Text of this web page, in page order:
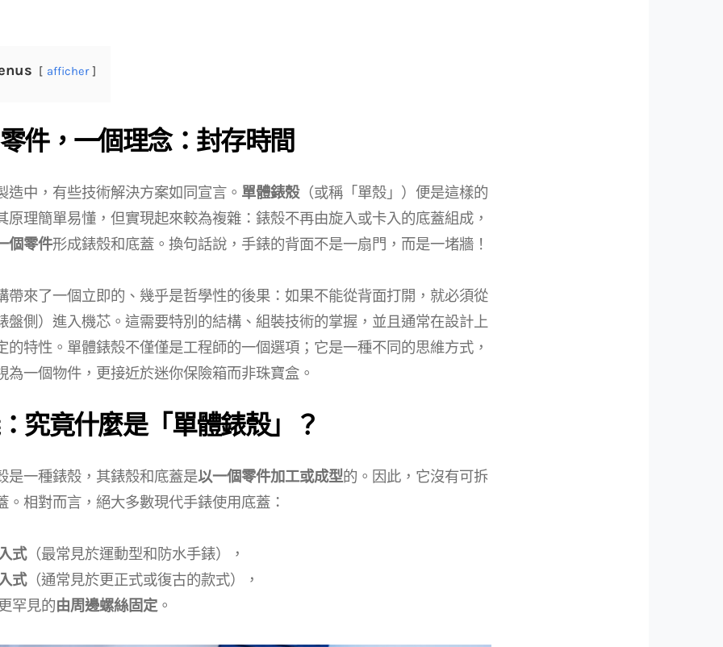
afficher
件，一個理念：封存時間
造中，有些技術解決方案如同宣言。 單體錶殼（或稱「單殼」）便是這樣的
原理簡單易懂，但實現起來較為複雜：錶殼不再由旋入或卡入的底蓋組成，
個零件形成錶殼和底蓋。換句話說，手錶的背面不是一扇門，而是一堵牆！
帶來了一個立即的、幾乎是哲學性的後果：如果不能從背面打開，就必須從
盤側）進入機芯。這需要特別的結構、組裝技術的掌握，並且通常在設計上
的特性。單體錶殼不僅僅是工程師的一個選項；它是一種不同的思維方式，
為一個物件，更接近於迷你保險箱而非珠寶盒。
究竟什麼是「單體錶殼」？
是一種錶殼，其錶殼和底蓋是以一個零件加工或成型的。因此，它沒有可拆
。相對而言，絕大多數現代手錶使用底蓋：
式（最常見於運動型和防水手錶），
式（通常見於更正式或復古的款式），
罕見的由周邊螺絲固定。